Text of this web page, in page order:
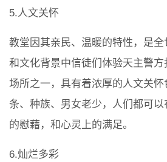
5.人文关怀
教堂因其亲民、温暖的特性，是
和文化背景中信徒们体验天主警
场所之一，具有着浓厚的人文关
条、种族、男女老少，人们都可
的慰藉，和心灵上的满足。
6.灿烂多彩